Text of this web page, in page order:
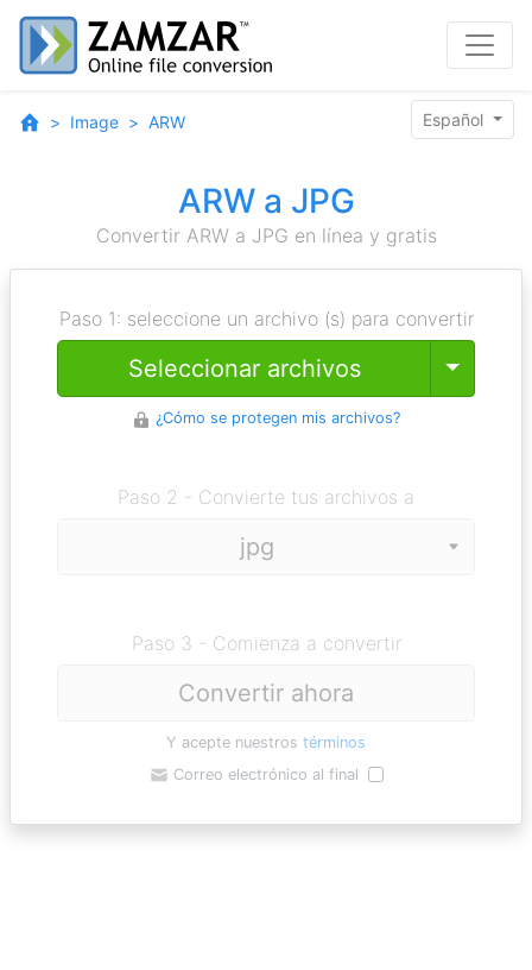
Image ARW Español
ARW a JPG
Convertir ARW a JPG en línea y gratis
Paso 1: seleccione un archivo (s) para convertir
Seleccionar archivos Toggle
¿Cómo se protegen mis archivos?
Paso 2 - Convierte tus archivos a
Paso 3 - Comienza a convertir
Convertir ahora
Y acepte nuestros términos
Correo electrónico al final